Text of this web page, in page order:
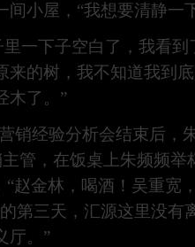
间小屋，“我想要清静一
里一下子空白了，我看
来的树，我不知道我到
木了。”
销经验分析会结束后，
管，在饭桌上朱频频举
“赵金林，喝酒！吴重宽
第三天，汇源这里没有
厅。”